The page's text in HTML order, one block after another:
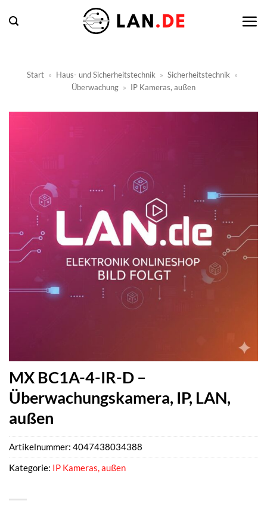
Inhalt
Start » Haus- und Sicherheitstechnik » Sicherheitstechnik »
Überwachung » IP Kameras, außen
MX BC1A-4-IR-D –
Überwachungskamera, IP, LAN,
außen
Artikelnummer: 4047438034388
Kategorie: IP Kameras, außen